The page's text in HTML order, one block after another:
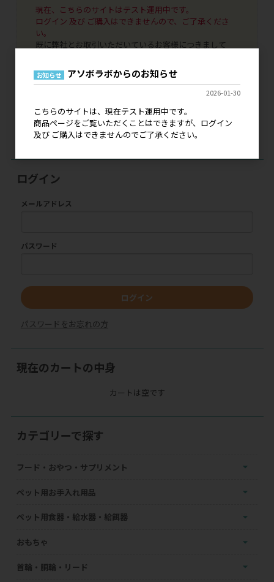
現在、こちらのサイトはテスト運用中です。
ログイン 及び ご購入はできませんので、ご了承くださ
い。
既に弊社とお取引いただいているお客様につきまして
すのでご安心ください。
代引き決済、銀行振込決済はご利用いただけませんの
で、NP掛け払いへの変更手続きをお申し込みいただけま
本稼働につきましては、詳細が決まり次第にご案内をい
たします。どうぞよろしくお願いいたします。
ログイン
メールアドレス
パスワード
ログイン
パスワードをお忘れの方
現在のカートの中身
カートは空です
カテゴリーで探す
フード・おやつ・サプリメント
ペット用お手入れ用品
ペット用食器・給水器・給餌器
おもちゃ
首輪・胴輪・リード
お知らせ アソボラボからのお知らせ
2026-01-30
こちらのサイトは、現在テスト運用中です。
商品ページをご覧いただくことはできますが、ログイン
及び ご購入はできませんのでご了承ください。